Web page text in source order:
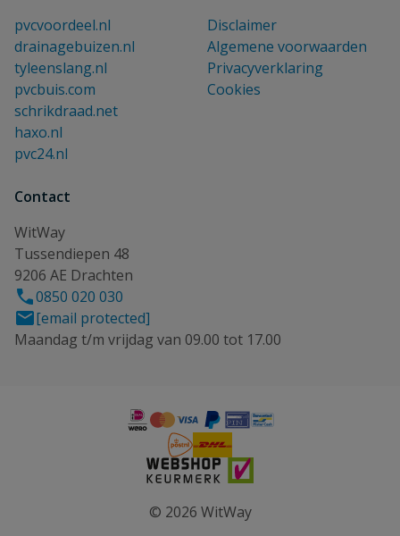
pvcvoordeel.nl
drainagebuizen.nl
tyleenslang.nl
pvcbuis.com
schrikdraad.net
haxo.nl
pvc24.nl
Disclaimer
Algemene voorwaarden
Privacyverklaring
Cookies
Contact
WitWay
Tussendiepen 48
9206 AE Drachten
0850 020 030
[email protected]
Maandag t/m vrijdag van 09.00 tot 17.00
© 2026 WitWay